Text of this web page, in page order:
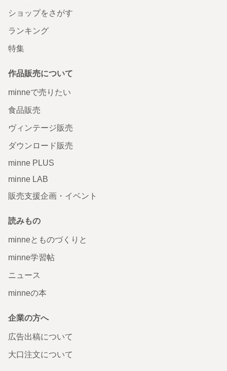
ショップをさがす
ランキング
特集
作品販売について
minneで売りたい
食品販売
ヴィンテージ販売
ダウンロード販売
minne PLUS
minne LAB
販売支援企画・イベント
読みもの
minneとものづくりと
minne学習帖
ニュース
minneの本
企業の方へ
広告出稿について
大口注文について